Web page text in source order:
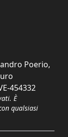
Poerio,
454332
È
qualsiasi